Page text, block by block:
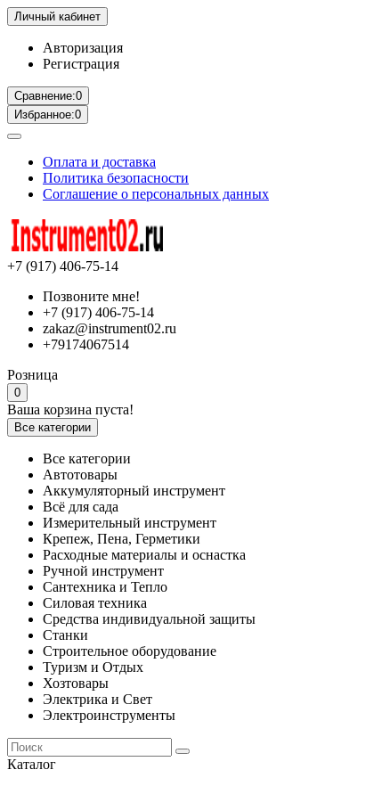
Личный кабинет
Авторизация
Регистрация
Сравнение:0
Избранное:0
Оплата и доставка
Политика безопасности
Соглашение о персональных данных
+7 (917) 406-75-14
Позвоните мне!
+7 (917) 406-75-14
zakaz@instrument02.ru
+79174067514
Розница
0
Ваша корзина пуста!
Все категории
Все категории
Автотовары
Аккумуляторный инструмент
Всё для сада
Измерительный инструмент
Крепеж, Пена, Герметики
Расходные материалы и оснастка
Ручной инструмент
Сантехника и Тепло
Силовая техника
Средства индивидуальной защиты
Станки
Строительное оборудование
Туризм и Отдых
Хозтовары
Электрика и Свет
Электроинструменты
Каталог